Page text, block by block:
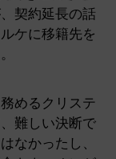
契約延長の話
ケに移籍先を
めるクリステ
難しい決断で
なかったし、